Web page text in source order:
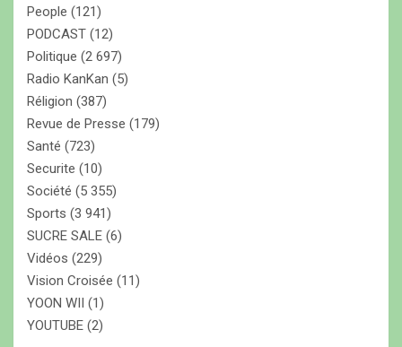
People (121)
PODCAST (12)
Politique (2 697)
Radio KanKan (5)
Réligion (387)
Revue de Presse (179)
Santé (723)
Securite (10)
Société (5 355)
Sports (3 941)
SUCRE SALE (6)
Vidéos (229)
Vision Croisée (11)
YOON WII (1)
YOUTUBE (2)